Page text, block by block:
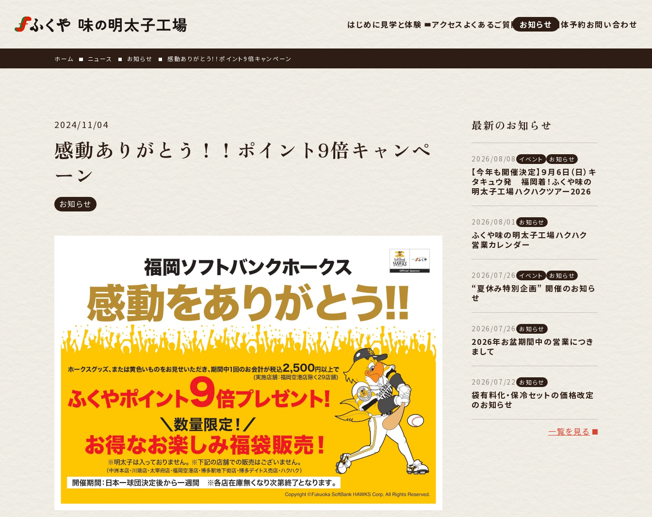
はじめに見学と体験 アクセス よくあるご質問 お知らせ 団体予約お問い合わせ
ホーム ニュース お知らせ 感動ありがとう！！ポイント9倍キャンペーン
2024/11/04
感動ありがとう！！ポイント9倍キャンペ
ーン
お知らせ
最新のお知らせ
2026/08/08 イベント お知らせ
【今年も開催決定】９月6日（日）キ
タキュウ発 福岡着！ふくや味の
明太子工場ハクハクツアー2026
2026/08/01 お知らせ
ふくや味の明太子工場ハクハク
営業カレンダー
2026/07/26 イベント お知らせ
“夏休み特別企画” 開催のお知ら
せ
2026/07/26 お知らせ
2026年お盆期間中の営業につき
まして
2026/07/22 お知らせ
袋有料化・保冷セットの価格改定
のお知らせ
一覧を見る